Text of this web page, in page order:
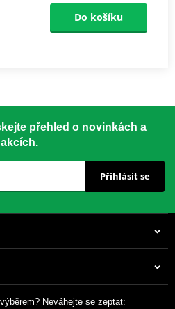
Do košíku
přehled o novinkách a
akcích.
Přihlásit se
Neváhejte se zeptat: